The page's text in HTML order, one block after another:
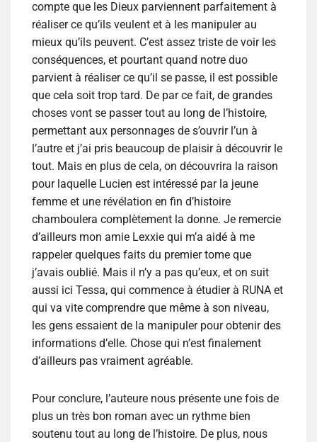
compte que les Dieux parviennent parfaitement à
réaliser ce qu’ils veulent et à les manipuler au
mieux qu’ils peuvent. C’est assez triste de voir les
conséquences, et pourtant quand notre duo
parvient à réaliser ce qu’il se passe, il est possible
que cela soit trop tard. De par ce fait, de grandes
choses vont se passer tout au long de l’histoire,
permettant aux personnages de s’ouvrir l’un à
l’autre et j’ai pris beaucoup de plaisir à découvrir le
tout. Mais en plus de cela, on découvrira la raison
pour laquelle Lucien est intéressé par la jeune
femme et une révélation en fin d’histoire
chamboulera complètement la donne. Je remercie
d’ailleurs mon amie Lexxie qui m’a aidé à me
rappeler quelques faits du premier tome que
j’avais oublié. Mais il n’y a pas qu’eux, et on suit
aussi ici Tessa, qui commence à étudier à RUNA et
qui va vite comprendre que même à son niveau,
les gens essaient de la manipuler pour obtenir des
informations d’elle. Chose qui n’est finalement
d’ailleurs pas vraiment agréable.
Pour conclure, l’auteure nous présente une fois de
plus un très bon roman avec un rythme bien
soutenu tout au long de l’histoire. De plus, nous